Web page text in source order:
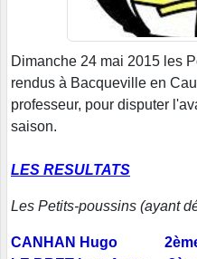
Dimanche 24 mai 2015 les
rendus à Bacqueville en
professeur, pour disputer
saison.
LES RESULTATS
Les Petits-poussins (ayant
CANHAN Hugo